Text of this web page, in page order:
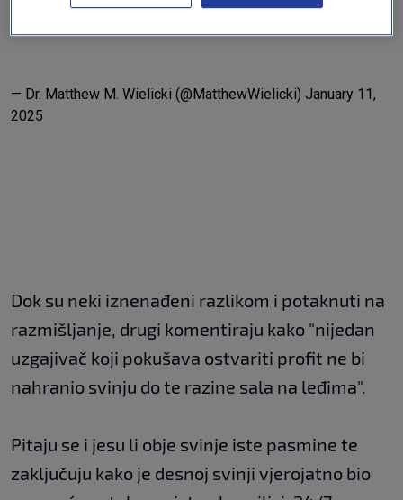
— Dr. Matthew M. Wielicki (@MatthewWielicki) January 11,
2025
Dok su neki iznenađeni razlikom i potaknuti na
razmišljanje, drugi komentiraju kako "nijedan
uzgajivač koji pokušava ostvariti profit ne bi
nahranio svinju do te razine sala na leđima".
Pitaju se i jesu li obje svinje iste pasmine te
zaključuju kako je desnoj svinji vjerojatno bio